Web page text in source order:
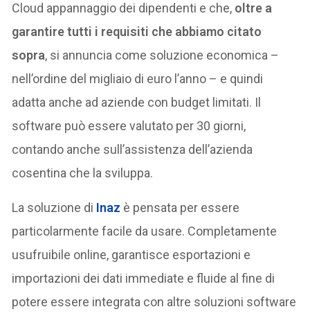
Cloud appannaggio dei dipendenti e che, oltre a
garantire tutti i requisiti che abbiamo citato
sopra, si annuncia come soluzione economica –
nell’ordine del migliaio di euro l’anno – e quindi
adatta anche ad aziende con budget limitati. Il
software può essere valutato per 30 giorni,
contando anche sull’assistenza dell’azienda
cosentina che la sviluppa.
La soluzione di Inaz è pensata per essere
particolarmente facile da usare. Completamente
usufruibile online, garantisce esportazioni e
importazioni dei dati immediate e fluide al fine di
potere essere integrata con altre soluzioni software